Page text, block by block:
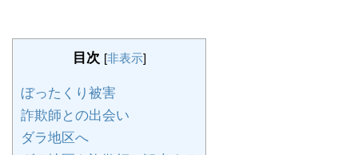
目次 [非表示]
ぼったくり被害
詐欺師との出会い
ダラ地区へ